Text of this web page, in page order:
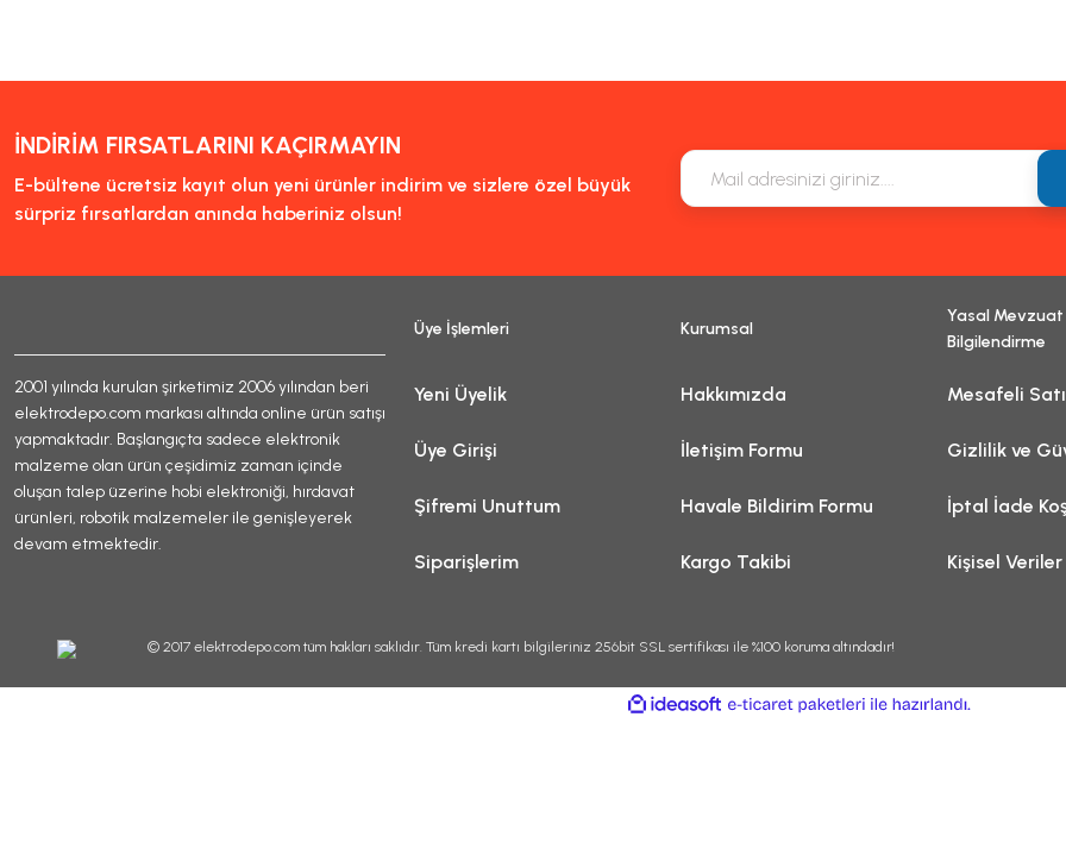
İNDİRİM FIRSATLARINI KAÇIRMAYIN
E-bültene ücretsiz kayıt olun yeni ürünler indirim ve sizlere özel büyük
sürpriz fırsatlardan anında haberiniz olsun!
2001 yılında kurulan şirketimiz 2006 yılından beri
elektrodepo.com markası altında online ürün satışı
yapmaktadır. Başlangıçta sadece elektronik
malzeme olan ürün çeşidimiz zaman içinde
oluşan talep üzerine hobi elektroniği, hırdavat
ürünleri, robotik malzemeler ile genişleyerek
devam etmektedir.
Üye İşlemleri
Yeni Üyelik
Üye Girişi
Şifremi Unuttum
Siparişlerim
Kurumsal
Hakkımızda
İletişim Formu
Havale Bildirim Formu
Kargo Takibi
Yasal Mevzuat
Bilgilendirme
Mesafeli
Gizlilik ve
İptal İade
Kişisel Veriler
© 2017 elektrodepo.com tüm hakları saklıdır. Tüm kredi kartı bilgileriniz 256bit SSL sertifikası ile %100 koruma altındadır!
ideasoft
e-